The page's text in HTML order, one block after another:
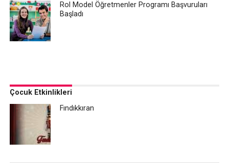
Rol Model Öğretmenler Programı Başvuruları
Başladı
Çocuk Etkinlikleri
Fındıkkıran